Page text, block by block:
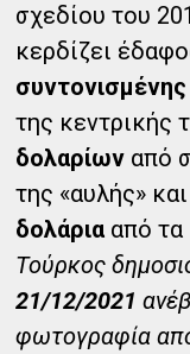
σχεδίου του
κερδίζει
της κεντρικής
δολαρίων από
της «αυλής»
δολάρια από τα
Τούρκος
21/12/2021
φωτογραφία